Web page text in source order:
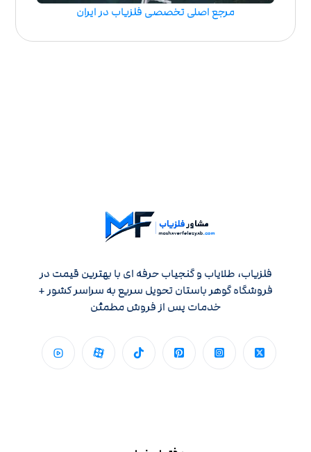
مرجع اصلی تخصصی فلزیاب در ایران
فلزیاب، طلایاب و گنجیاب حرفه ای با بهترین قیمت در
فروشگاه گوهر باستان تحویل سریع به سراسر کشور +
خدمات پس از فروش مطمئن